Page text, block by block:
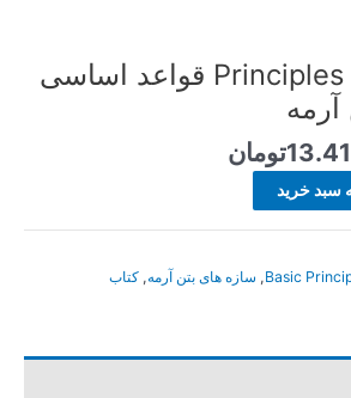
Principles of Concrete قواعد اساسی
تومان
سبد خرید
Basic
, سازه های بتن آرمه, کتاب